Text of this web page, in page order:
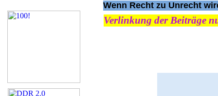
Wenn Recht zu Unrecht
Verlinkung der Beiträge